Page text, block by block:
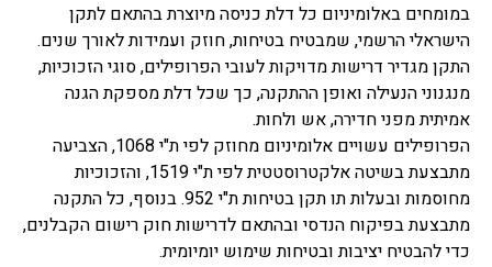
במומחים באלומיניום כל דלת כניסה מיוצרת בהתאם לתקן
הישראלי הרשמי, שמבטיח בטיחות, חוזק ועמידות לאורך שנים.
התקן מגדיר דרישות מדויקות לעובי הפרופילים, סוגי הזכוכיות,
מנגנוני הנעילה ואופן ההתקנה, כך שכל דלת מספקת הגנה
אמיתית מפני חדירה, אש ולחות.
הפרופילים עשויים אלומיניום מחוזק לפי ת"י 1068, הצביעה
מתבצעת בשיטה אלקטרוסטטית לפי ת"י 1519, והזכוכיות
מחוסמות ובעלות תו תקן בטיחות ת"י 952. בנוסף, כל התקנה
מתבצעת בפיקוח הנדסי ובהתאם לדרישות חוק רישום הקבלנים,
כדי להבטיח יציבות ובטיחות שימוש יומיומית.